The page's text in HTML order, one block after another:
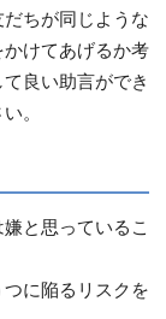
ちが同じような
けてあげるか考
良い助言ができ
。
と思っているこ
に陥るリスクを